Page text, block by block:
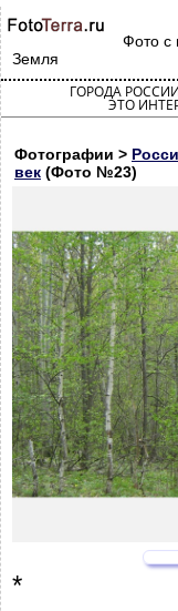
Фото с
Земля
ГОРОДА РОССИИ
ЭТО
Фотографии >
век (Фото №23)
*